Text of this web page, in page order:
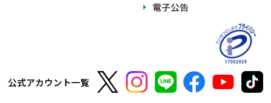
電子公告
公式アカウント一覧